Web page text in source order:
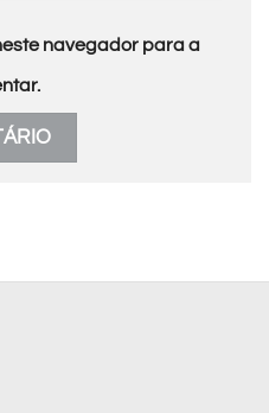
navegador para a